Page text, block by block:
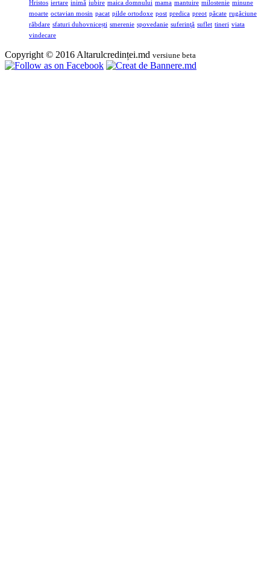
Hristos iertare inimă iubire maica domnului mama mantuire milostenie minune
moarte octavian mosin pacat pilde ortodoxe post predica preot păcate rugăciune
răbdare sfaturi duhovnicești smerenie spovedanie suferinţă suflet tineri viata
vindecare
Copyright © 2016 Altarulcredinței.md versiune beta